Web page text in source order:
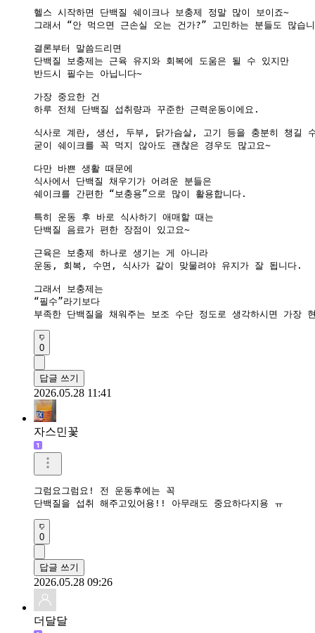
헬스 시작하면 단백질 쉐이크나 보충제 정말 많이 보이죠~
그래서 “안 먹으면 근손실 오는 건가?” 고민하는 분들도 많습니
결론부터 말씀드리면
단백질 보충제는 근육 유지와 회복에 도움은 될 수 있지만
반드시 필수는 아닙니다~
가장 중요한 건
하루 전체 단백질 섭취량과 꾸준한 근력운동이에요.
식사로 계란, 생선, 두부, 닭가슴살, 고기 등을 충분히 챙길
굳이 쉐이크를 꼭 먹지 않아도 괜찮은 경우도 많고요~
다만 바쁜 생활 때문에
식사에서 단백질 채우기가 어려운 분들은
쉐이크를 간편한 “보충용”으로 많이 활용합니다.
특히 운동 후 바로 식사하기 애매할 때는
단백질 음료가 편한 장점이 있고요~
근육은 보충제 하나로 생기는 게 아니라
운동, 회복, 수면, 식사가 같이 맞물려야 유지가 잘 됩니다.
그래서 보충제는
“필수”라기보다
부족한 단백질을 채워주는 보조 수단 정도로 생각하시면 가장
0
답글 쓰기
2026.05.28 11:41
자스민꽃
그럼요그럼요! 전 운동후에는 꼭
단백질을 섭취 해주고있어용!! 아무래도 중요하다지용 ㅠ
0
답글 쓰기
2026.05.28 09:26
더달달